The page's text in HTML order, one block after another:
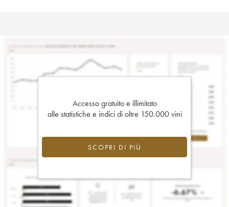
Accesso gratuito e illimitato
alle statistiche e indici di oltre 150.000 vini
SCOPRI DI PIÙ